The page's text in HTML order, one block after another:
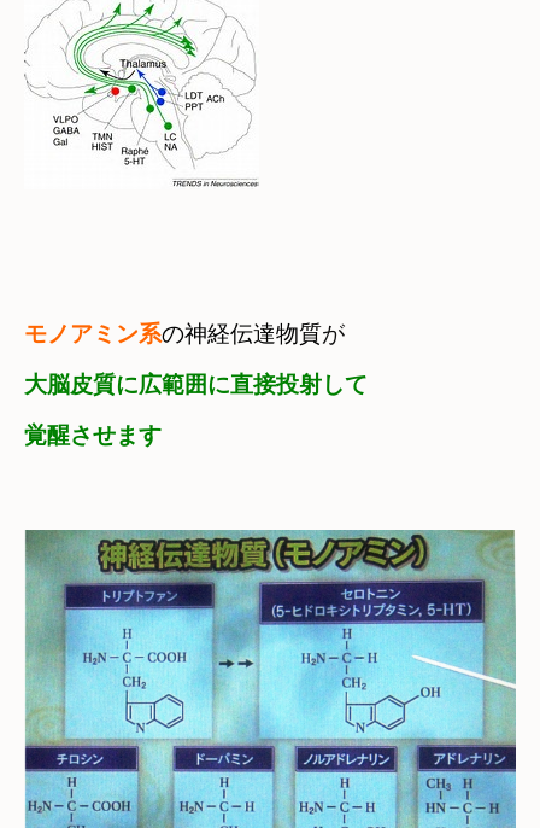
モノアミン系の神経伝達物質が
大脳皮質に広範囲に直接投射して
覚醒させます